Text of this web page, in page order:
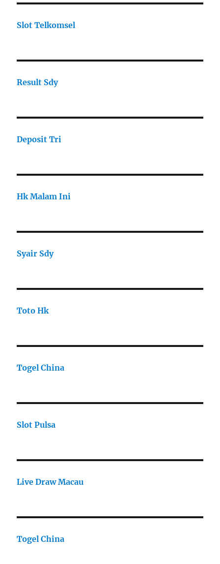
Slot Telkomsel
Result Sdy
Deposit Tri
Hk Malam Ini
Syair Sdy
Toto Hk
Togel China
Slot Pulsa
Live Draw Macau
Togel China